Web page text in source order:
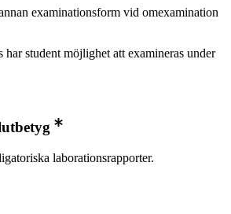
examinationsform vid omexamination
har student möjlighet att examineras under
laborationsrapporter.